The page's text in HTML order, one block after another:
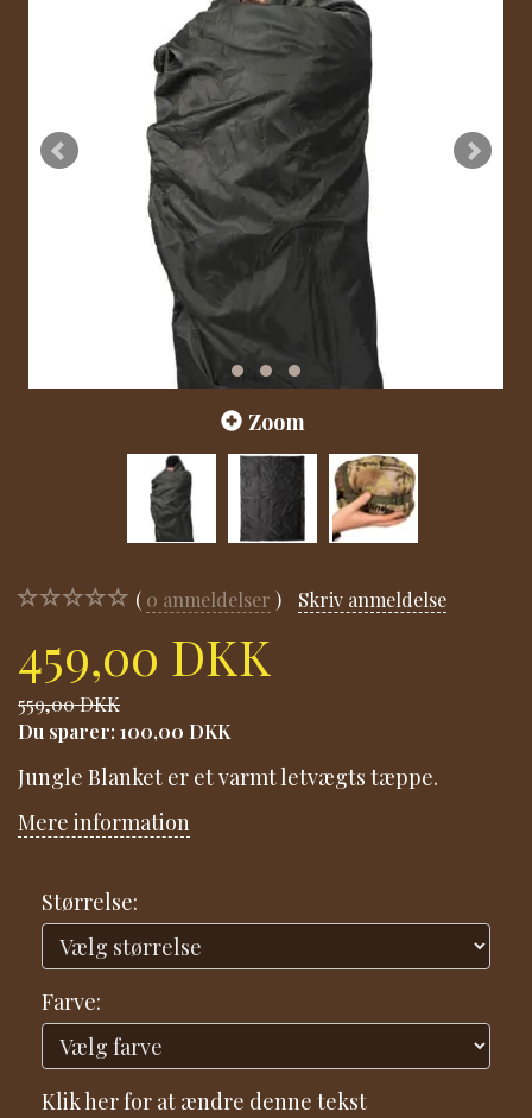
Zoom
0 anmeldelser Skriv anmeldelse
459,00 DKK
559,00 DKK
Du sparer: 100,00 DKK
Jungle Blanket er et varmt letvægts tæppe.
Mere information
Størrelse:
Farve:
Klik her for at ændre denne tekst